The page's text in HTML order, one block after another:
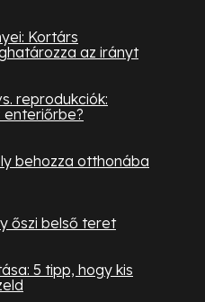
Kortárs
az irányt
reprodukciók:
enteriőrbe?
behozza otthonába
őszi belső teret
5 tipp, hogy kis